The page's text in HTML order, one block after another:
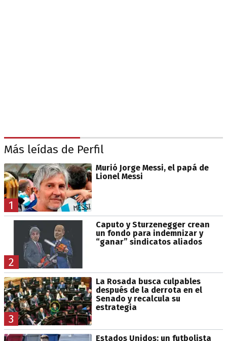
Más leídas de Perfil
1
Murió Jorge Messi, el papá de
Lionel Messi
2
Caputo y Sturzenegger crean
un fondo para indemnizar y
“ganar” sindicatos aliados
3
La Rosada busca culpables
después de la derrota en el
Senado y recalcula su
estrategia
Estados Unidos: un futbolista